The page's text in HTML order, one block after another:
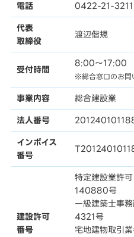
電話 0422-21-3211
代表
取締役
渡辺偕規
受付時間
8:00〜17:00
※総合窓口のお問
事業内容 総合建設業
法人番号
インボイス
番号
建設許可
番号
特定建設業許
140880号
一級建築士事
4321号
宅地建物取引